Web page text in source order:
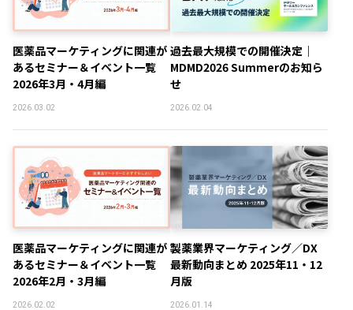
医薬品マーケティングに関連が
あるセミナー＆イベント一覧
2026年3月・4月編
2026.03.02
過去最大規模での開催決定｜
MDMD2026 Summerのお知ら
せ
2026.02.04
医薬品マーケティングに関連が
あるセミナー＆イベント一覧
2026年2月・3月編
2026.02.02
製薬業界マーケティング／DX
最新動向まとめ 2025年11・12
月版
2026.01.14